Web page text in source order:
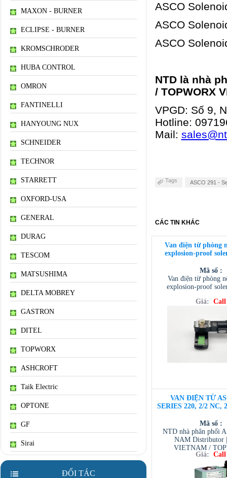
MAXON - BURNER
ECLIPSE - BURNER
KROMSCHRODER
HUBA CONTROL
OMRON
FANTINELLI
HANYOUNG NUX
SCHNEIDER
TECHNOR
STARRETT
OXFORD-USA
GENERAL
DURAG
TESCOM
MATSUSHIMA
DELTA MOBREY
GASTRON
DITEL
TOPWORX
ASHCROFT
Taik Electric
OPTONE
GF
Sirai
ĐỐI TÁC
ASCO
ASCO
ASCO
NTD là nhà
/ TOPWORX
VPGD: Số 9,
Hotline:
Mail:
Tags ASCO 291 -
CÁC TIN KHÁC
Van điện từ phòng
explosion-proof
Mã số :
Van điện từ phòng
explosion-proof
Giá: Call
VAN ĐIỆN TỪ
SERIES 220, 2/2 NC,
Mã số :
NTD nhà phân phối
NAM Distributor
VIETNAM /
VIETNAM /
/ TESCOM
Giá: Call